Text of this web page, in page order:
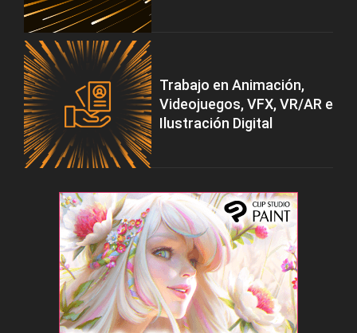
Trabajo en Animación,
Videojuegos, VFX, VR/AR e
Ilustración Digital